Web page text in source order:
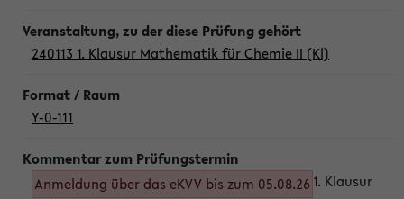
240113 1. Klausur Mathematik für Chemie II (Kl)
Y-0-111
Anmeldung über das eKVV bis zum 05.08.26 1. Klausur